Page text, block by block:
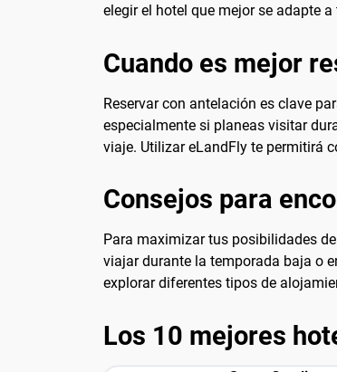
elegir el hotel que mejor se adapte
Cuando es mejor
Reservar con antelación es clave
especialmente si planeas visitar
viaje. Utilizar eLandFly te permitirá
Consejos para
Para maximizar tus posibilidades
viajar durante la temporada baja o
explorar diferentes tipos de
Los 10 mejores